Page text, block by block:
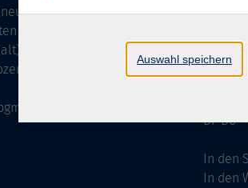
für Dozentinnen und
für Dozentinnen
cloud
Di+Do
In den
In den
Auswahl speichern